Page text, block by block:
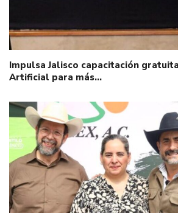
Impulsa Jalisco capacitación
Artificial para más…